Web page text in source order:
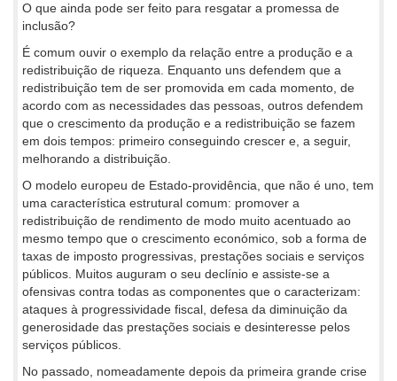
O que ainda pode ser feito para resgatar a promessa de
inclusão?
É comum ouvir o exemplo da relação entre a produção e a
redistribuição de riqueza. Enquanto uns defendem que a
redistribuição tem de ser promovida em cada momento, de
acordo com as necessidades das pessoas, outros defendem
que o crescimento da produção e a redistribuição se fazem
em dois tempos: primeiro conseguindo crescer e, a seguir,
melhorando a distribuição.
O modelo europeu de Estado-providência, que não é uno, tem
uma característica estrutural comum: promover a
redistribuição de rendimento de modo muito acentuado ao
mesmo tempo que o crescimento económico, sob a forma de
taxas de imposto progressivas, prestações sociais e serviços
públicos. Muitos auguram o seu declínio e assiste-se a
ofensivas contra todas as componentes que o caracterizam:
ataques à progressividade fiscal, defesa da diminuição da
generosidade das prestações sociais e desinteresse pelos
serviços públicos.
No passado, nomeadamente depois da primeira grande crise